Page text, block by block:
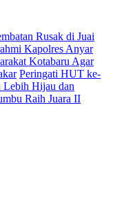
Rusak di Juai
Kapolres Anyar
Kotabaru Agar
Peringati HUT ke-
Lebih Hijau dan
Raih Juara II